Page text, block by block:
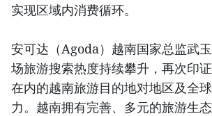
实现区域内消费循环。
安可达（Agoda）越南国家总监武
场旅游搜索热度持续攀升，再次印
在内的越南旅游目的地对地区及全
力。越南拥有完善、多元的旅游生